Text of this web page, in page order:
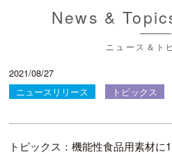
News &
ニュース＆ト
2021/08/27
ニュースリリース
トピックス
トピックス：機能性食品用素材